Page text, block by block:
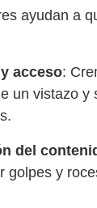
ayudan a
acceso:
un vistazo y
del
golpes y